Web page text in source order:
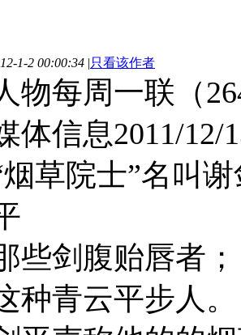
1-2 00:00:34 |只看该作者
物每周一联（
体信息2011/12/
草院士”名叫
些剑腹贻唇者；
种青云平步人。